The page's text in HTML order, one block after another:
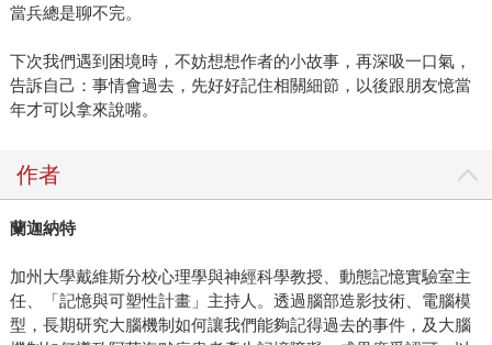
當兵總是聊不完。
下次我們遇到困境時，不妨想想作者的小故事，再深吸一口氣，
告訴自己：事情會過去，先好好記住相關細節，以後跟朋友憶當
年才可以拿來說嘴。
作者
蘭迦納特
加州大學戴維斯分校心理學與神經科學教授、動態記憶實驗室主
任、「記憶與可塑性計畫」主持人。透過腦部造影技術、電腦模
型，長期研究大腦機制如何讓我們能夠記得過去的事件，及大腦